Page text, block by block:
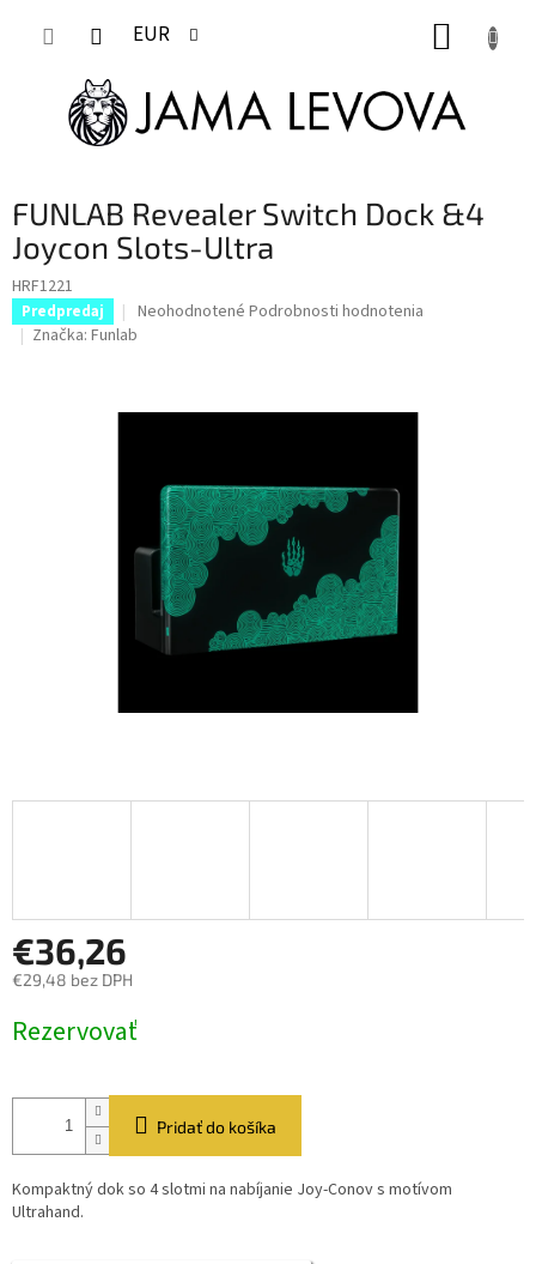
EUR
FUNLAB Revealer Switch Dock &4
Joycon Slots-Ultra
HRF1221
Predpredaj
Priemerné
hodnotenie
Neohodnotené Podrobnosti hodnotenia
Značka: Funlab
€36,26
€29,48 bez DPH
cena:
Rezervovať
Pridať do košíka
Kompaktný dok so 4 slotmi na nabíjanie Joy-Conov s motívom
Ultrahand.